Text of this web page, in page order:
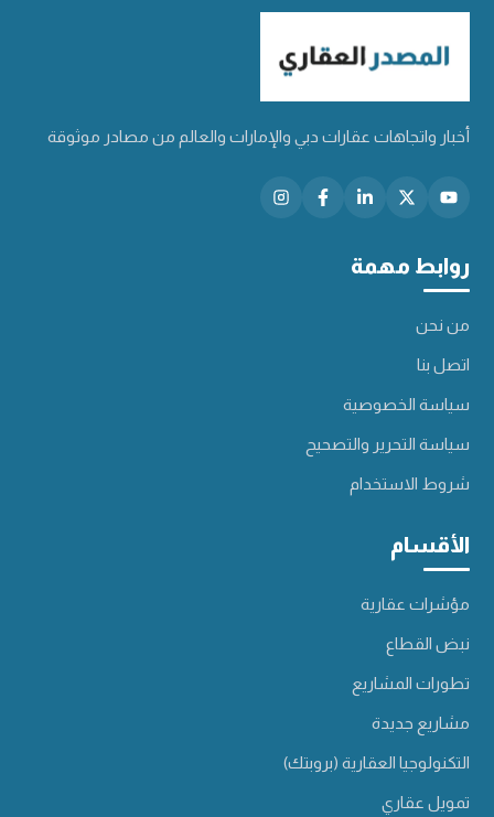
أخبار واتجاهات عقارات دبي والإمارات والعالم من مصادر موثوقة
روابط مهمة
من نحن
اتصل بنا
سياسة الخصوصية
سياسة التحرير والتصحيح
شروط الاستخدام
الأقسام
مؤشرات عقارية
نبض القطاع
تطورات المشاريع
مشاريع جديدة
التكنولوجيا العقارية (بروبتك)
تمويل عقاري